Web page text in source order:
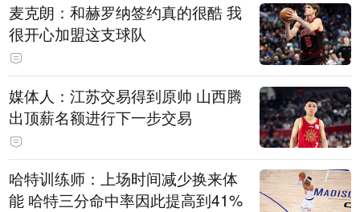
麦克朗：和赫罗纳签约真的很酷 我
很开心加盟这支球队
媒体人：江苏交易得到原帅 山西腾
出顶薪名额进行下一步交易
哈特训练师：上场时间减少换来体
能 哈特三分命中率因此提高到41%